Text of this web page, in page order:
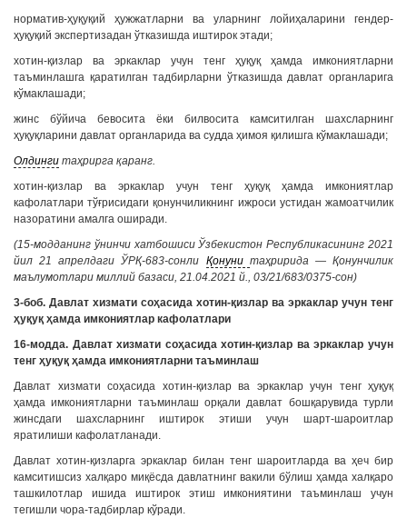
норматив-ҳуқуқий ҳужжатларни ва уларнинг лойиҳаларини гендер-
ҳуқуқий экспертизадан ўтказишда иштирок этади;
хотин-қизлар ва эркаклар учун тенг ҳуқуқ ҳамда имкониятларни
таъминлашга қаратилган тадбирларни ўтказишда давлат органларига
кўмаклашади;
жинс бўйича бевосита ёки билвосита камситилган шахсларнинг
ҳуқуқларини давлат органларида ва судда ҳимоя қилишга кўмаклашади;
Олдинги таҳрирга қаранг.
хотин-қизлар ва эркаклар учун тенг ҳуқуқ ҳамда имкониятлар
кафолатлари тўғрисидаги қонунчиликнинг ижроси устидан жамоатчилик
назоратини амалга оширади.
(15-модданинг ўнинчи хатбошиси Ўзбекистон Республикасининг 2021
йил 21 апрелдаги ЎРҚ-683-сонли Қонуни таҳририда — Қонунчилик
маълумотлари миллий базаси, 21.04.2021 й., 03/21/683/0375-сон)
3-боб. Давлат хизмати соҳасида хотин-қизлар ва эркаклар учун тенг
ҳуқуқ ҳамда имкониятлар кафолатлари
16-модда. Давлат хизмати соҳасида хотин-қизлар ва эркаклар учун
тенг ҳуқуқ ҳамда имкониятларни таъминлаш
Давлат хизмати соҳасида хотин-қизлар ва эркаклар учун тенг ҳуқуқ
ҳамда имкониятларни таъминлаш орқали давлат бошқарувида турли
жинсдаги шахсларнинг иштирок этиши учун шарт-шароитлар
яратилиши кафолатланади.
Давлат хотин-қизларга эркаклар билан тенг шароитларда ва ҳеч бир
камситишсиз халқаро миқёсда давлатнинг вакили бўлиш ҳамда халқаро
ташкилотлар ишида иштирок этиш имкониятини таъминлаш учун
тегишли чора-тадбирлар кўради.